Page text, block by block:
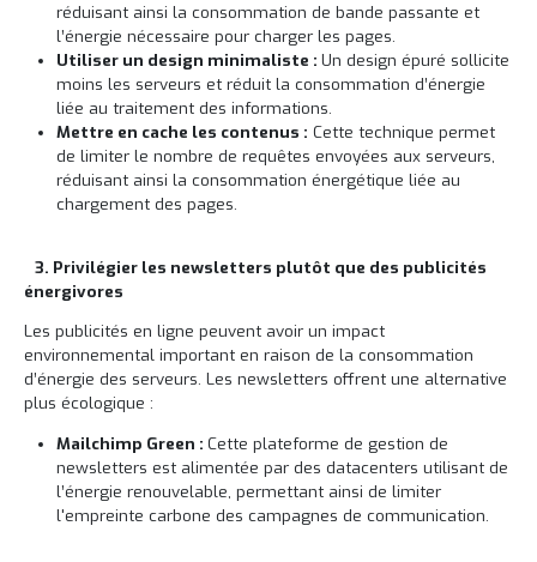
réduisant ainsi la consommation de bande passante et
l’énergie nécessaire pour charger les pages.
Utiliser un design minimaliste :Un design épuré sollicite
moins les serveurs et réduit la consommation d’énergie
liée au traitement des informations.
Mettre en cache les contenus : Cette technique permet
de limiter le nombre de requêtes envoyées aux serveurs,
réduisant ainsi la consommation énergétique liée au
chargement des pages.
3. Privilégier les newsletters plutôt que des publicités
énergivores
Les publicités en ligne peuvent avoir un impact
environnemental important en raison de la consommation
d’énergie des serveurs. Les newsletters offrent une alternative
plus écologique :
Mailchimp Green :Cette plateforme de gestion de
newsletters est alimentée par des datacenters utilisant de
l’énergie renouvelable, permettant ainsi de limiter
l'empreinte carbone des campagnes de communication.